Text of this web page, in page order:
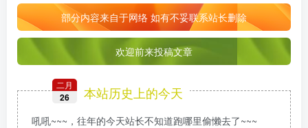
部分内容来自于网络 如有不妥联系站长删除
欢迎前来投稿文章
二月
26 本站历史上的今天
吼吼~~~，往年的今天站长不知道跑哪里偷懒去了~~~